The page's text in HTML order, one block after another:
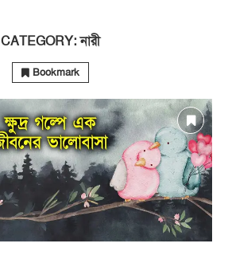
CATEGORY: নারী
Bookmark